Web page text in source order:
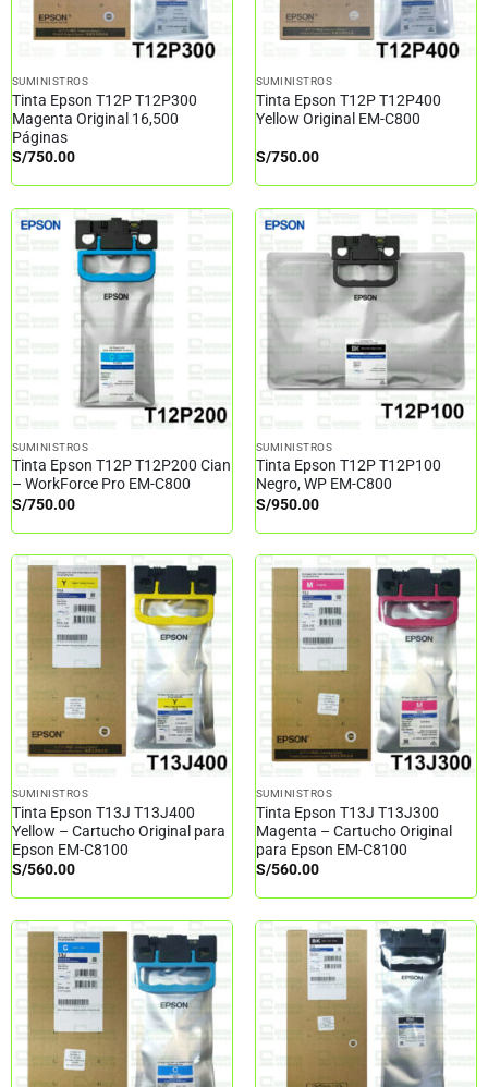
SUMINISTROS
Tinta Epson T12P T12P300
Magenta Original 16,500
Páginas
S/750.00
SUMINISTROS
Tinta Epson T12P T12P400
Yellow Original EM-C800
S/750.00
SUMINISTROS
Tinta Epson T12P T12P200 Cian
– WorkForce Pro EM-C800
S/750.00
SUMINISTROS
Tinta Epson T12P T12P100
Negro, WP EM-C800
S/950.00
SUMINISTROS
Tinta Epson T13J T13J400
Yellow – Cartucho Original para
Epson EM-C8100
S/560.00
SUMINISTROS
Tinta Epson T13J T13J300
Magenta – Cartucho Original
para Epson EM-C8100
S/560.00